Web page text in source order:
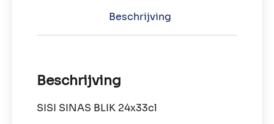
Beschrijving
Beschrijving
SISI SINAS BLIK 24x33cl